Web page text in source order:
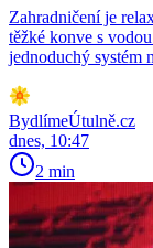
Zahradničení je
těžké konve s
jednoduchý systém
BydlímeÚtulně.cz
dnes, 10:47
2 min